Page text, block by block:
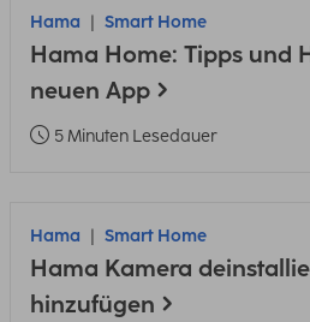
Hama Smart Home
Hama Home: Tipps und
neuen App
5 Minuten Lesedauer
Hama Smart Home
Hama Kamera
hinzufügen